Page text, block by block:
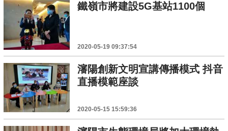
鐵嶺市將建設5G基站1100個
2020-05-19 09:37:54
瀋陽創新文明宣講傳播模式 抖音
直播模範座談
2020-05-15 15:59:36